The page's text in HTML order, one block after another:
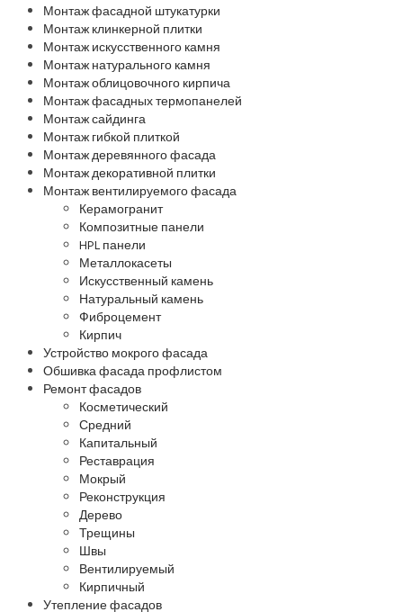
Монтаж фасадной штукатурки
Монтаж клинкерной плитки
Монтаж искусственного камня
Монтаж натурального камня
Монтаж облицовочного кирпича
Монтаж фасадных термопанелей
Монтаж сайдинга
Монтаж гибкой плиткой
Монтаж деревянного фасада
Монтаж декоративной плитки
Монтаж вентилируемого фасада
Керамогранит
Композитные панели
HPL панели
Металлокасеты
Искусственный камень
Натуральный камень
Фиброцемент
Кирпич
Устройство мокрого фасада
Обшивка фасада профлистом
Ремонт фасадов
Косметический
Средний
Капитальный
Реставрация
Мокрый
Реконструкция
Дерево
Трещины
Швы
Вентилируемый
Кирпичный
Утепление фасадов